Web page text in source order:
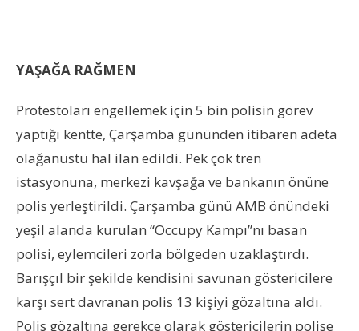
YAŞAĞA RAĞMEN
Protestoları engellemek için 5 bin polisin görev
yaptığı kentte, Çarşamba gününden itibaren adeta
olağanüstü hal ilan edildi. Pek çok tren
istasyonuna, merkezi kavşağa ve bankanın önüne
polis yerleştirildi. Çarşamba günü AMB önündeki
yeşil alanda kurulan “Occupy Kampı”nı basan
polisi, eylemcileri zorla bölgeden uzaklaştırdı.
Barışçıl bir şekilde kendisini savunan göstericilere
karşı sert davranan polis 13 kişiyi gözaltına aldı.
Polis gözaltına gerekçe olarak göstericilerin polise